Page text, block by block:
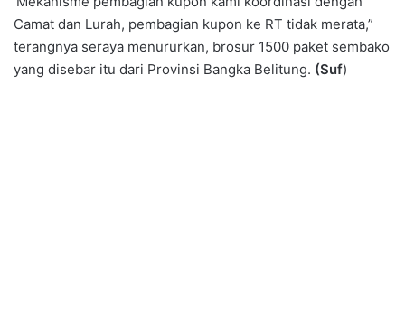
Camat dan Lurah, pembagian kupon ke RT tidak merata,”
terangnya seraya menururkan, brosur 1500 paket sembako
yang disebar itu dari Provinsi Bangka Belitung. (Suf)